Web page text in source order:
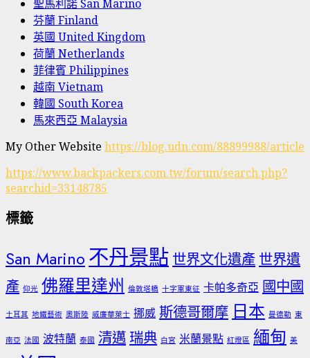
聖馬利諾 San Marino
芬蘭 Finland
英國 United Kingdom
荷蘭 Netherlands
菲律賓 Philippines
越南 Vietnam
韓國 South Korea
馬來西亞 Malaysia
My Other Website https://blog.udn.com/88899988/article
https://www.backpackers.com.tw/forum/search.php?
searchid=33148785
標籤
San Marino 不丹景點 世界文化遺產 世界遺
產 仰光 佛羅里達州 倫敦塔橋 十字軍東征 卡帕多奇亞 國中國
土耳其 地鐵藝術 奧斯陸 威廉華萊士 挪威 斯德哥爾摩 日本 曼德勒 東
南亞 法國 波特蘭 泰國 清邁 瑞典 白宮 米蘭景點 紅燈區 緬甸 美